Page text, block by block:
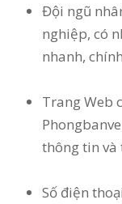
Đội ngũ
nghiệp, có
nhanh,
Trang Web
thông tin và
Số điện